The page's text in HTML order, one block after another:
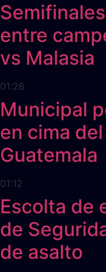
entre
vs Malasia
01:28
Municipal
en cima
Guatemala
01:12
Escolta de
de
de asalto